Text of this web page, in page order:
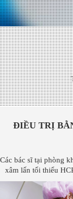
ĐIỀU TRỊ
Các bác sĩ tại phòng
xâm lấn tối thiểu